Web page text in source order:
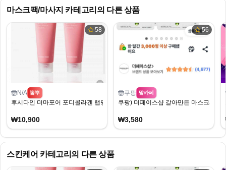
마스크팩/마사지 카테고리의 다른 상품
58
N/A 뽐뿌
후시다인 더마포어 포디콜라겐 랩핑마스크 100ml 2개 외 다양
₩10,900
56
쿠팡 맘카페
쿠팡) 더페이스샵 갈아만든 마스크시트
₩3,580
스킨케어 카테고리의 다른 상품